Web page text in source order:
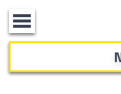
Toggle
navigation